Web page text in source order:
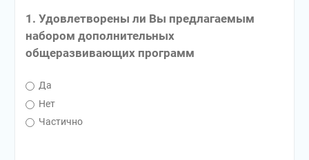
1. Удовлетворены ли Вы предлагаемым
набором дополнительных
общеразвивающих программ
Да
Нет
Частично